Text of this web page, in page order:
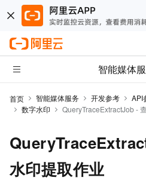
智能媒体
首页 智能媒体服务 开发参考 API
数字水印
QueryTraceExtractJob -
水印提取作业